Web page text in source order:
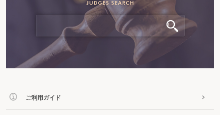
ご利用ガイド